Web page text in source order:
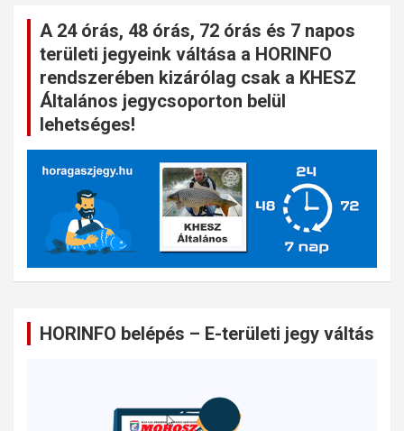
A 24 órás, 48 órás, 72 órás és 7 napos
területi jegyeink váltása a HORINFO
rendszerében kizárólag csak a KHESZ
Általános jegycsoporton belül
lehetséges!
HORINFO belépés – E-területi jegy váltás